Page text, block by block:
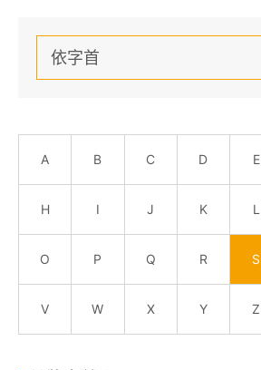
最新消息
櫃位資訊
顧客服務
關於我們
線上DM
依字首
A B C D E
H I J K L
O P Q R S
V W X Y Z